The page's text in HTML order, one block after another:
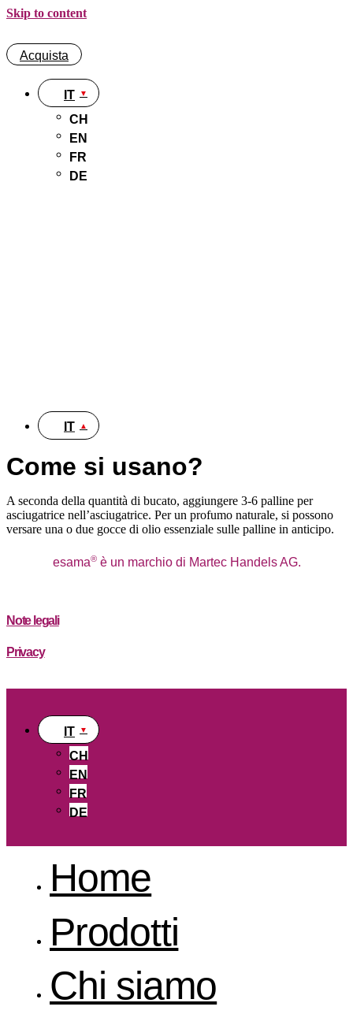
Skip to content
Acquista
IT
CH
EN
FR
DE
IT
Come si usano?
A seconda della quantità di bucato, aggiungere 3-6 palline per
asciugatrice nell’asciugatrice. Per un profumo naturale, si possono
versare una o due gocce di olio essenziale sulle palline in anticipo.
esama®è un marchio di Martec Handels AG.
Note legali
Privacy
IT
CH
EN
FR
DE
Home
Prodotti
Chi siamo